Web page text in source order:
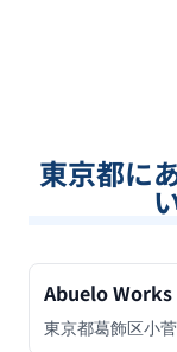
東京都に
Abuelo Works
東京都葛飾区小